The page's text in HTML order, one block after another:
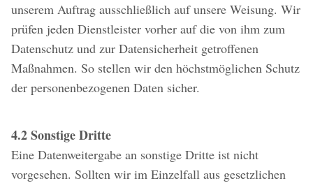
unserem Auftrag ausschließlich auf unsere Weisung. Wir
prüfen jeden Dienstleister vorher auf die von ihm zum
Datenschutz und zur Datensicherheit getroffenen
Maßnahmen. So stellen wir den höchstmöglichen Schutz
der personenbezogenen Daten sicher.
4.2 Sonstige Dritte
Eine Datenweitergabe an sonstige Dritte ist nicht
vorgesehen. Sollten wir im Einzelfall aus gesetzlichen